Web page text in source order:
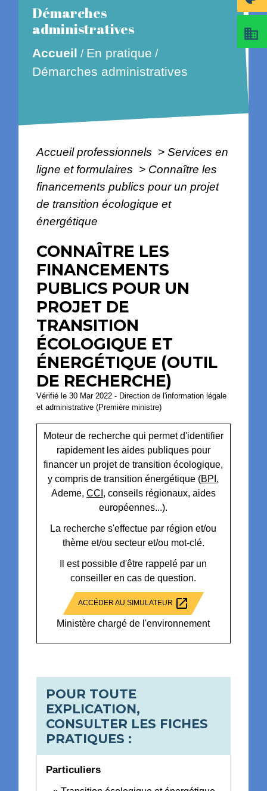
Démarches
administratives
Accueil / En pratique /
Démarches administratives
Accueil professionnels > Services en
ligne et formulaires > Connaître les
financements publics pour un projet
de transition écologique et
énergétique
CONNAÎTRE LES
FINANCEMENTS
PUBLICS POUR UN
PROJET DE
TRANSITION
ÉCOLOGIQUE ET
ÉNERGÉTIQUE (OUTIL
DE RECHERCHE)
Vérifié le 30 Mar 2022 - Direction de l'information légale
et administrative (Première ministre)
Moteur de recherche qui permet d'identifier
rapidement les aides publiques pour
financer un projet de transition écologique,
y compris de transition énergétique (BPI ,
Ademe, CCI , conseils régionaux, aides
européennes...).
La recherche s'effectue par région et/ou
thème et/ou secteur et/ou mot-clé.
Il est possible d'être rappelé par un
conseiller en cas de question.
ACCÉDER AU SIMULATEUR open_in_new
Ministère chargé de l'environnement
POUR TOUTE
EXPLICATION,
CONSULTER LES FICHES
PRATIQUES :
Particuliers
business